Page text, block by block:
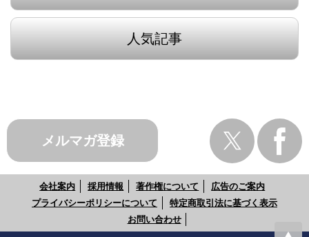
人気記事
メルマガ登録
会社案内 採用情報 著作権について
広告のご案内
プライバシーポリシーについて
特定商取引法に基づく表示
お問い合わせ